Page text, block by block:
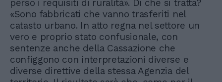
perso i requisiti di ruralità». Di che si tratta?
«Sono fabbricati che vanno trasferiti nel
catasto urbano. In atto regna nel settore un
vero e proprio stato confusionale, con
sentenze anche della Cassazione che
configgono con interpretazioni diverse e
diverse direttive della stessa Agenzia del